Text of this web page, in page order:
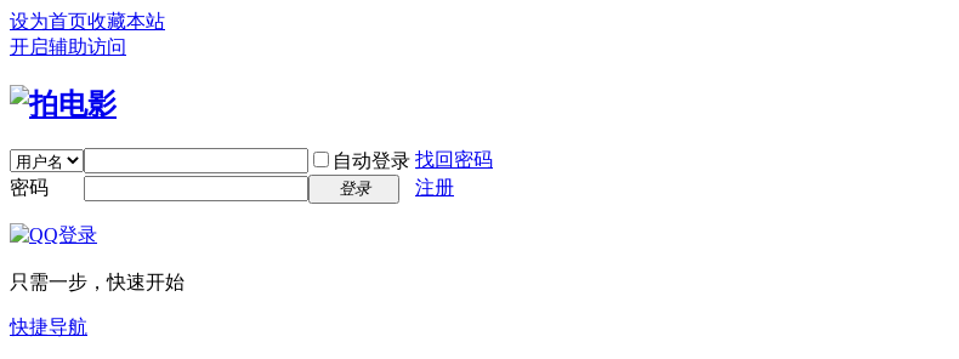
设为首页收藏本站
开启辅助访问
自动登录 找回密码
密码
登录 注册
只需一步，快速开始
快捷导航